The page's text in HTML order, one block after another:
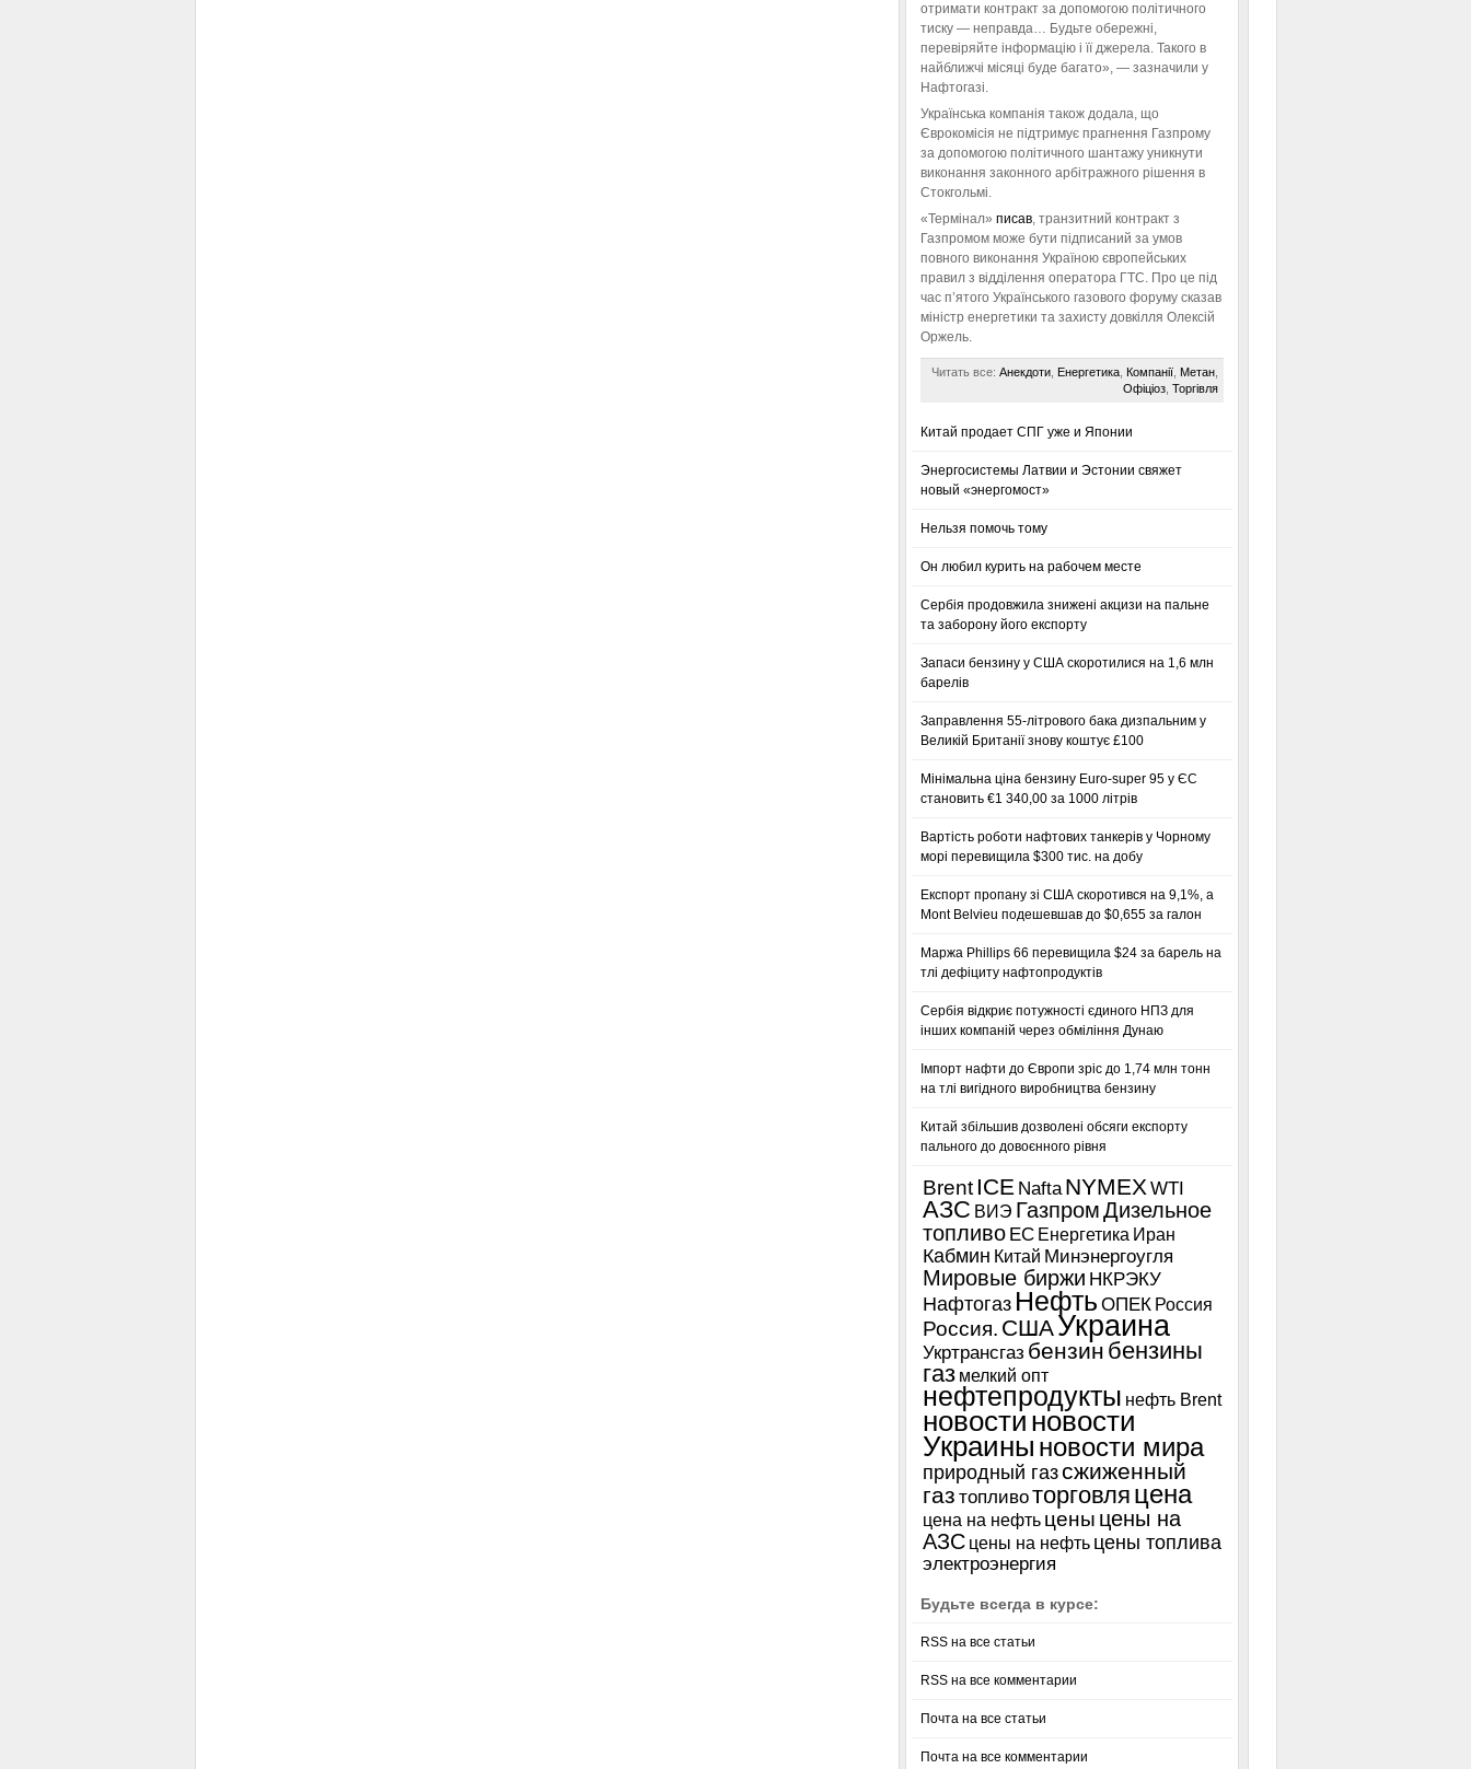
отримати контракт за допомогою політичного
тиску — неправда… Будьте обережні,
перевіряйте інформацію і її джерела. Такого в
найближчі місяці буде багато», — зазначили у
Нафтогазі.
Українська компанія також додала, що
Єврокомісія не підтримує прагнення Газпрому
за допомогою політичного шантажу уникнути
виконання законного арбітражного рішення в
Стокгольмі.
«Термінал» писав, транзитний контракт з
Газпромом може бути підписаний за умов
повного виконання Україною європейських
правил з відділення оператора ГТС. Про це під
час п’ятого Українського газового форуму сказав
міністр енергетики та захисту довкілля Олексій
Оржель.
Читать все: Анекдоти, Енергетика, Компанії, Метан,
Офіціоз, Торгівля
Китай продает СПГ уже и Японии
Энергосистемы Латвии и Эстонии свяжет
новый «энергомост»
Нельзя помочь тому
Он любил курить на рабочем месте
Сербія продовжила знижені акцизи на пальне
та заборону його експорту
Запаси бензину у США скоротилися на 1,6 млн
барелів
Заправлення 55-літрового бака дизпальним у
Великій Британії знову коштує £100
Мінімальна ціна бензину Euro-super 95 у ЄС
становить €1 340,00 за 1000 літрів
Вартість роботи нафтових танкерів у Чорному
морі перевищила $300 тис. на добу
Експорт пропану зі США скоротився на 9,1%, а
Mont Belvieu подешевшав до $0,655 за галон
Маржа Phillips 66 перевищила $24 за барель на
тлі дефіциту нафтопродуктів
Сербія відкриє потужності єдиного НПЗ для
інших компаній через обміління Дунаю
Імпорт нафти до Європи зріс до 1,74 млн тонн
на тлі вигідного виробництва бензину
Китай збільшив дозволені обсяги експорту
пального до довоєнного рівня
Brent ICE Nafta NYMEXWTI
АЗС ВИЭ ГазпромДизельное
топливо ЕС Енергетика Иран
Кабмин Китай Минэнергоугля
Мировые биржи НКРЭКУ
Нафтогаз Нефть ОПЕК Россия
Россия. СШАУкраина
Укртрансгаз бензин бензины
газ мелкий опт
нефтепродукты нефть Brent
новости новости
Украины новости мира
природный газсжиженный
газ топливоторговля цена
цена на нефть цены цены на
АЗС цены на нефть цены топлива
электроэнергия
Будьте всегда в курсе:
RSS на все статьи
RSS на все комментарии
Почта на все статьи
Почта на все комментарии